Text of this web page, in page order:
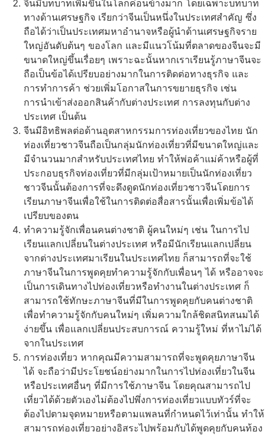
จีนมีบทบาทเพิ่มขึ้นในโลกค่อนข้างมาก โดยเฉพาะบทบาท
ทางด้านเศรษฐกิจ เรียกว่าจีนเป็นหนึ่งในประเทศสำคัญ ซึ่ง
ถือได้ว่าเป็นประเทศมหาอำนาจหรือผู้นำด้านเศรษฐกิจราย
ใหญ่อันดับต้นๆ ของโลก และมีแนวโน้มที่ตลาดของจีนจะมี
ขนาดใหญ่ขึ้นเรื่อยๆ เพราะฉะนั้นหากเราเรียนรู้ภาษาจีนจะ
ถือเป็นข้อได้เปรียบอย่างมากในการติดต่อทางธุรกิจ และ
การทำการค้า ช่วยเพิ่มโอกาสในการขยายธุรกิจ เช่น
การนำเข้าส่งออกสินค้ากับต่างประเทศ การลงทุนกับต่าง
ประเทศ เป็นต้น
จีนมีอิทธิพลต่อด้านอุตสาหกรรมการท่องเที่ยวของไทย นัก
ท่องเที่ยวชาวจีนถือเป็นกลุ่มนักท่องเที่ยวที่มีขนาดใหญ่และ
มีจำนวนมากสำหรับประเทศไทย ทำให้พ่อค้าแม่ค้าหรือผู้ที่
ประกอบธุรกิจท่องเที่ยวที่มีกลุ่มเป้าหมายเป็นนักท่องเที่ยว
ชาวจีนนั้นต้องการที่จะดึงดูดนักท่องเที่ยวชาวจีนโดยการ
เรียนภาษาจีนเพื่อใช้ในการติดต่อสื่อสารนั้นเพื่อเพิ่มข้อได้
เปรียบของตน
ทำความรู้จักเพื่อนคนต่างชาติ ผู้คนใหม่ๆ เช่น ในการไป
เรียนแลกเปลี่ยนในต่างประเทศ หรือมีนักเรียนแลกเปลี่ยน
จากต่างประเทศมาเรียนในประเทศไทย ก็สามารถที่จะใช้
ภาษาจีนในการพูดคุยทำความรู้จักกับเพื่อนๆ ได้ หรืออาจจะ
เป็นการเดินทางไปท่องเที่ยวหรือทำงานในต่างประเทศ ก็
สามารถใช้ทักษะภาษาจีนที่มีในการพูดคุยกับคนต่างชาติ
เพื่อทำความรู้จักกับคนใหม่ๆ เพิ่มความใกล้ชิดสนิทสนมได้
ง่ายขึ้น เพื่อแลกเปลี่ยนประสบการณ์ ความรู้ใหม่ ที่หาไม่ได้
จากในประเทศ
การท่องเที่ยว หากคุณมีความสามารถที่จะพูดคุยภาษาจีน
ได้ จะถือว่ามีประโยชน์อย่างมากในการไปท่องเที่ยวในจีน
หรือประเทศอื่นๆ ที่มีการใช้ภาษาจีน โดยคุณสามารถไป
เที่ยวได้ด้วยตัวเองไม่ต้องไปพึ่งการท่องเที่ยวแบบทัวร์ที่จะ
ต้องไปตามจุดหมายหรือตามแพลนที่กำหนดไว้เท่านั้น ทำให้
สามารถท่องเที่ยวอย่างอิสระไปพร้อมกับได้พูดคุยกับคนท้อง